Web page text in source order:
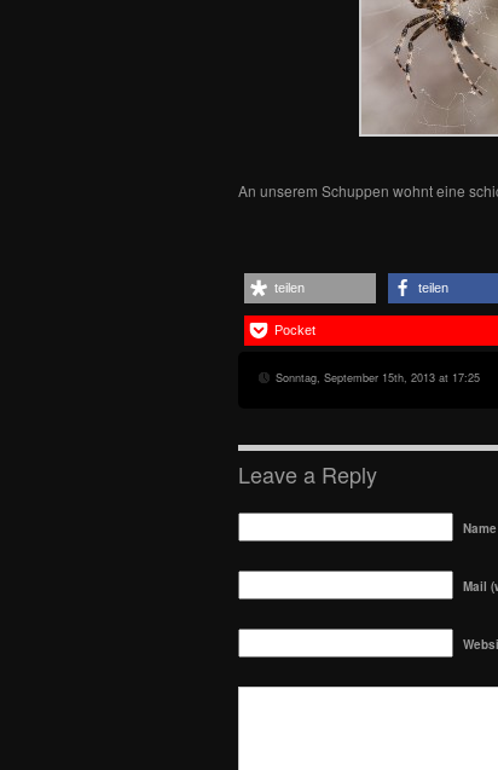
An unserem Schuppen wohnt eine
teilen teilen
Pocket
Sonntag, September 15th, 2013 at 17:25
Leave a Reply
Mail